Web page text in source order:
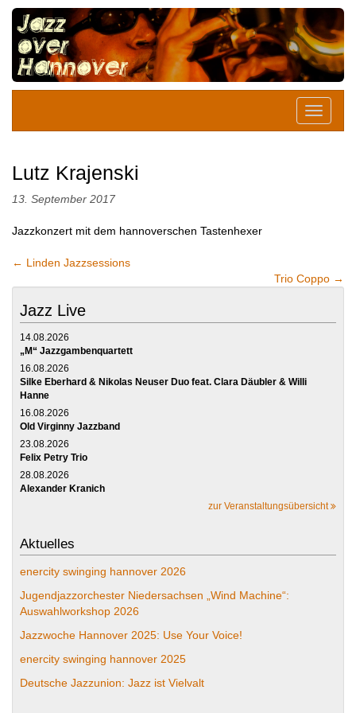
Lutz Krajenski
13. September 2017
Jazzkonzert mit dem hannoverschen Tastenhexer
← Linden Jazzsessions
Trio Coppo →
Jazz Live
14.08.2026
„M“ Jazzgambenquartett
16.08.2026
Silke Eberhard & Nikolas Neuser Duo feat. Clara Däubler & Willi
Hanne
16.08.2026
Old Virginny Jazzband
23.08.2026
Felix Petry Trio
28.08.2026
Alexander Kranich
zur Veranstaltungsübersicht
Aktuelles
enercity swinging hannover 2026
Jugendjazzorchester Niedersachsen „Wind Machine“:
Auswahlworkshop 2026
Jazzwoche Hannover 2025: Use Your Voice!
enercity swinging hannover 2025
Deutsche Jazzunion: Jazz ist Vielvalt